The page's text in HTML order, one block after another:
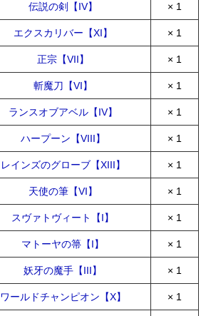
伝説の剣【IV】 × 1
エクスカリバー【XI】 × 1
正宗【VII】 × 1
斬魔刀【VI】 × 1
ランスオブアベル【IV】 × 1
ハープーン【VIII】 × 1
レインズのグローブ【XIII】 × 1
天使の筆【VI】 × 1
スヴァトヴィート【I】 × 1
マトーヤの箒【I】 × 1
妖牙の魔手【III】 × 1
ワールドチャンピオン【X】 × 1